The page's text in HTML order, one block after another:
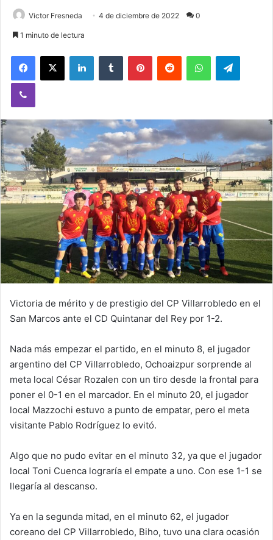
Victor Fresneda 4 de diciembre de 2022 0
1 minuto de lectura
Victoria de mérito y de prestigio del CP Villarrobledo en el
San Marcos ante el CD Quintanar del Rey por 1-2.
Nada más empezar el partido, en el minuto 8, el jugador
argentino del CP Villarrobledo, Ochoaizpur sorprende al
meta local César Rozalen con un tiro desde la frontal para
poner el 0-1 en el marcador. En el minuto 20, el jugador
local Mazzochi estuvo a punto de empatar, pero el meta
visitante Pablo Rodríguez lo evitó.
Algo que no pudo evitar en el minuto 32, ya que el jugador
local Toni Cuenca lograría el empate a uno. Con ese 1-1 se
llegaría al descanso.
Ya en la segunda mitad, en el minuto 62, el jugador
coreano del CP Villarrobledo, Biho, tuvo una clara ocasión